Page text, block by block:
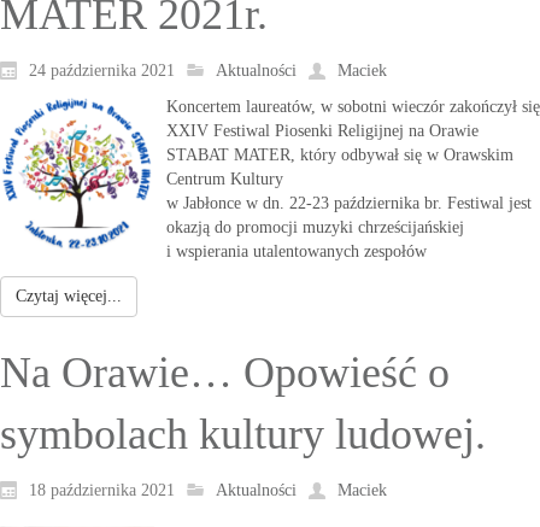
MATER 2021r.
24 października 2021 Aktualności Maciek
Koncertem laureatów, w sobotni wieczór zakończył się
XXIV Festiwal Piosenki Religijnej na Orawie
STABAT MATER, który odbywał się w Orawskim
Centrum Kultury
w Jabłonce w dn. 22-23 października br. Festiwal jest
okazją do promocji muzyki chrześcijańskiej
i wspierania utalentowanych zespołów
Czytaj więcej...
Na Orawie… Opowieść o
symbolach kultury ludowej.
18 października 2021 Aktualności Maciek